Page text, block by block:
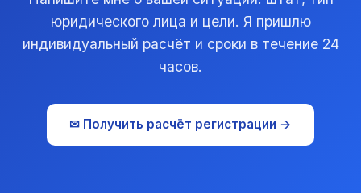
юридического лица и цели. Я пришлю
индивидуальный расчёт и сроки в течение 24
часов.
✉ Получить расчёт регистрации →